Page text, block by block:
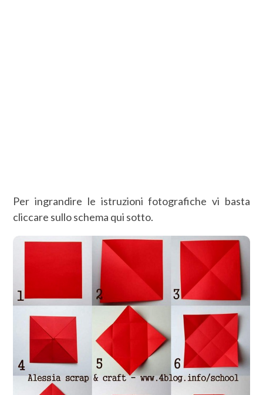
Per ingrandire le istruzioni fotografiche vi basta
cliccare sullo schema qui sotto.